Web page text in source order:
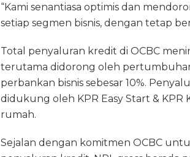
“Kami senantiasa optimis dan
setiap segmen bisnis, dengan tetap
Total penyaluran kredit di OCBC
terutama didorong oleh
perbankan bisnis sebesar 10%.
didukung oleh KPR Easy Start &
rumah.
Sejalan dengan komitmen OCBC